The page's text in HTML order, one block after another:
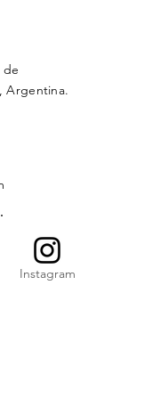
de
Argentina.
Instagram